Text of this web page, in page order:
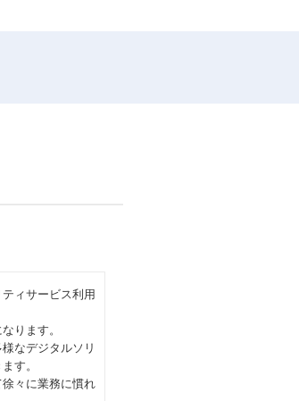
ィサービス利用
ります。
なデジタルソリ
す。
々に業務に慣れ